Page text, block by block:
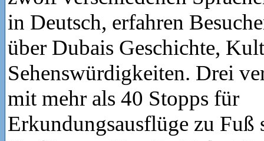
in Deutsch, erfahren
über Dubais Geschichte,
Sehenswürdigkeiten. Drei
mit mehr als 40 Stopps für
Erkundungsausflüge zu Fuß